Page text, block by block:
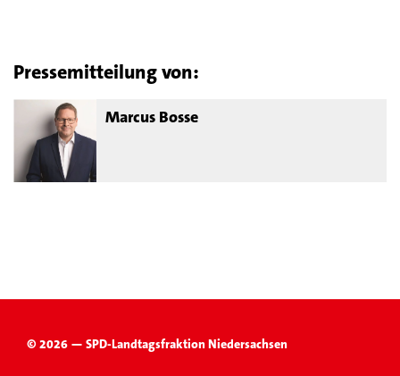
Pressemitteilung von:
Marcus Bosse
© 2026 — SPD-Landtagsfraktion Niedersachsen